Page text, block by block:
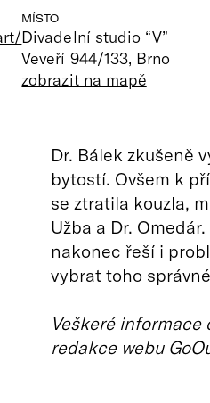
MÍSTO
Divadelní studio “V”
Veveří 944/133, Brno
zobrazit na mapě
Dr. Bálek zkušeně
bytostí. Ovšem k
se ztratila kouzla,
Užba a Dr.
nakonec řeší i
vybrat toho
Veškeré informace
redakce webu